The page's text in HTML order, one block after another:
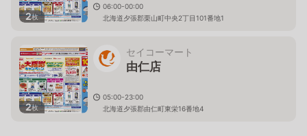
2枚
06:00-00:00
北海道夕張郡栗山町中央2丁目101番地1
2枚
セイコーマート
由仁店
05:00-23:00
北海道夕張郡由仁町東栄16番地4